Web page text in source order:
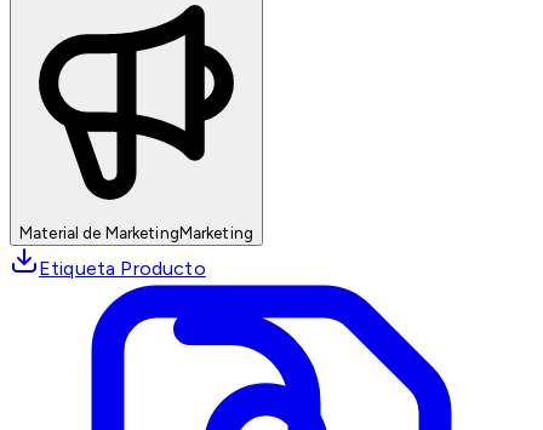
Material de MarketingMarketing
Etiqueta Producto